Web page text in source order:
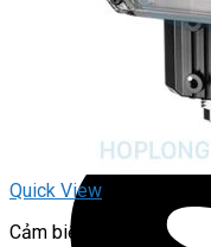
Quick View
Cảm biến hình ảnh